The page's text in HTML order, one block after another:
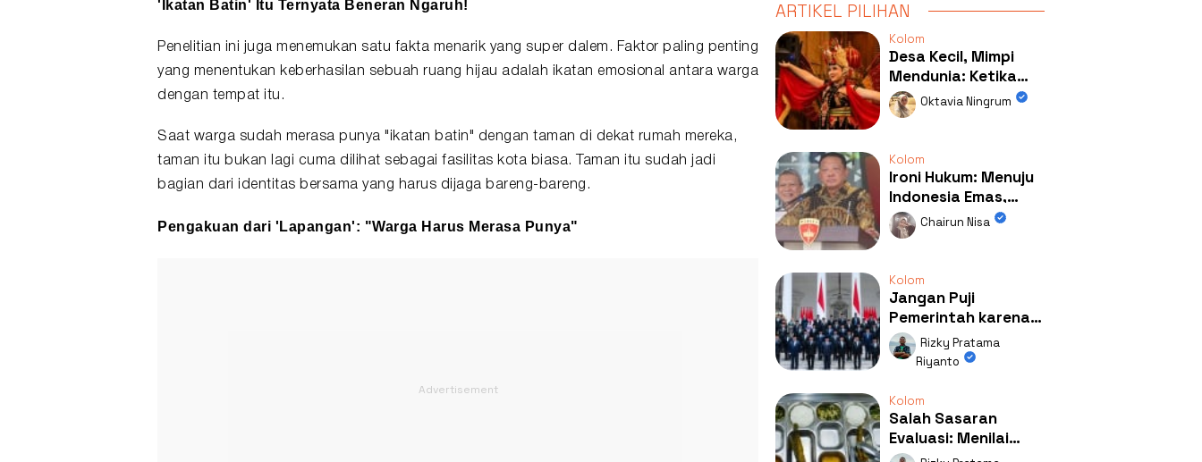
'Ikatan Batin' Itu Ternyata Beneran Ngaruh!
Penelitian ini juga menemukan satu fakta menarik yang super dalem. Faktor paling penting
yang menentukan keberhasilan sebuah ruang hijau adalah ikatan emosional antara warga
dengan tempat itu.
Saat warga sudah merasa punya "ikatan batin" dengan taman di dekat rumah mereka,
taman itu bukan lagi cuma dilihat sebagai fasilitas kota biasa. Taman itu sudah jadi
bagian dari identitas bersama yang harus dijaga bareng-bareng.
Pengakuan dari 'Lapangan': "Warga Harus Merasa Punya"
ARTIKEL PILIHAN
Kolom
Desa Kecil, Mimpi
Mendunia: Ketika
Kolaborasi
Mengubah Wajah
Oktavia Ningrum
Kolom
Ironi Hukum: Menuju
Indonesia Emas,
Ternyata Emasnya
Ada di Rumah Febrie!
Chairun Nisa
Kolom
Jangan Puji
Pemerintah karena
Kerja: Mengapa
Publik Begitu Mudah
Rizky Pratama
Riyanto
Kolom
Salah Sasaran
Evaluasi: Menilai
Program MBG Lewat